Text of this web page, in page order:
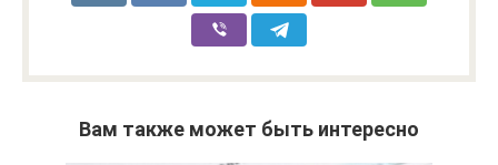
Вам также может быть интересно